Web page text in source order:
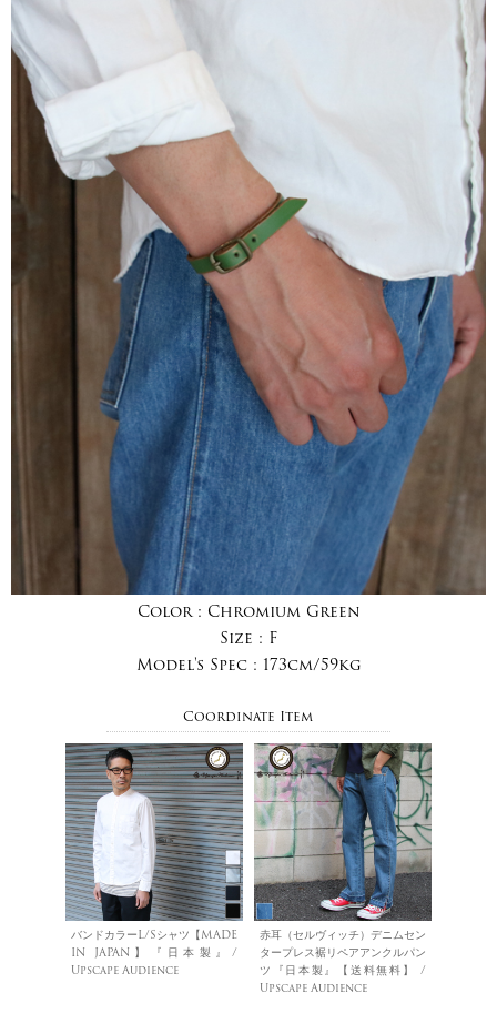
Color : Chromium Green
Size : F
Model's Spec : 173cm/59kg
Coordinate Item
バンドカラーL/Sシャツ【MADE
IN JAPAN】『日本製』/
Upscape Audience
赤耳（セルヴィッチ）デニムセン
タープレス裾リペアアンクルパン
ツ『日本製』【送料無料】 /
Upscape Audience